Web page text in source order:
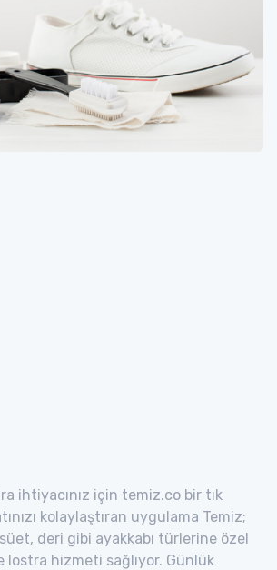
ihtiyacınız için temiz.co bir tık
kolaylaştıran uygulama Temiz;
deri gibi ayakkabı türlerine özel
lostra hizmeti sağlıyor. Günlük